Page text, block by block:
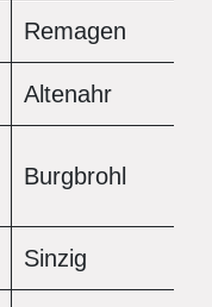
Remagen
Altenahr
Burgbrohl
Sinzig